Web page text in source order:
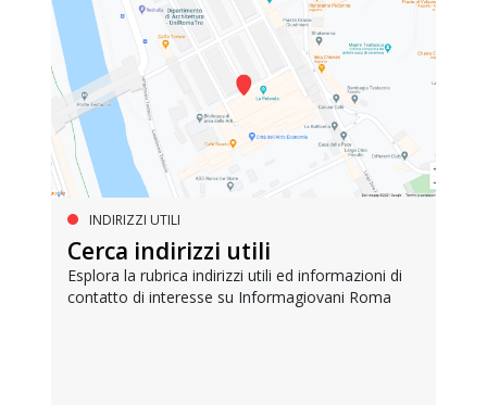
INDIRIZZI UTILI
Cerca indirizzi utili
Esplora la rubrica indirizzi utili ed informazioni di
contatto di interesse su Informagiovani Roma